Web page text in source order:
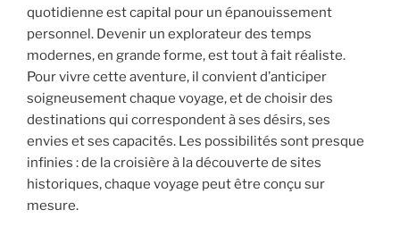
quotidienne est capital pour un épanouissement
personnel. Devenir un explorateur des temps
modernes, en grande forme, est tout à fait réaliste.
Pour vivre cette aventure, il convient d’anticiper
soigneusement chaque voyage, et de choisir des
destinations qui correspondent à ses désirs, ses
envies et ses capacités. Les possibilités sont presque
infinies : de la croisière à la découverte de sites
historiques, chaque voyage peut être conçu sur
mesure.